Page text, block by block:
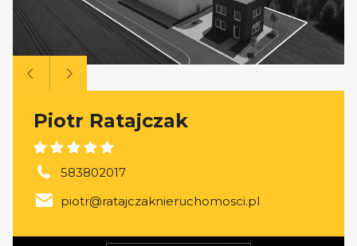
Piotr Ratajczak
583802017
piotr@ratajczaknieruchomosci.pl